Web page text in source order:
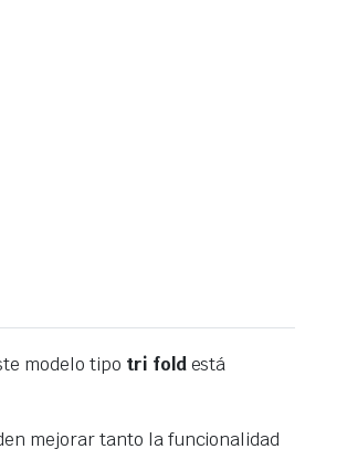
modelo tipo tri foldestá
mejorar tanto la funcionalidad